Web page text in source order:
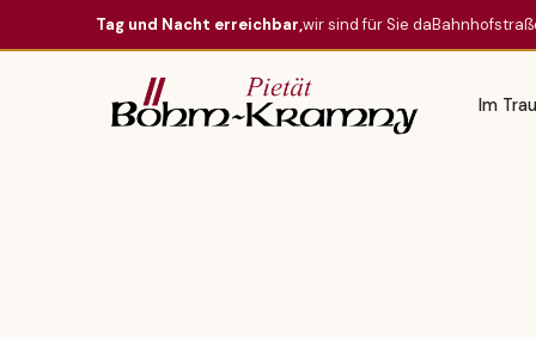
Zum Inhalt springenTag und Nacht erreichbar,wir sind für Sie da
Im